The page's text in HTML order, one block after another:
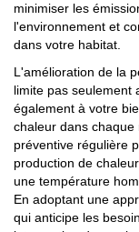
minimiser les
l'environnement et
dans votre habitat.
L'amélioration de la
limite pas seulement
également à votre
chaleur dans
préventive régulière
production de
une température
En adoptant une
qui anticipe les